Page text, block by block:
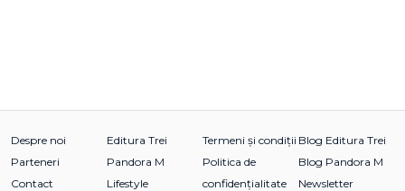
Despre noi
Parteneri
Contact
Editura Trei
Pandora M
Lifestyle
Termeni și condiții
Politica de
confidențialitate
Blog Editura Trei
Blog Pandora M
Newsletter